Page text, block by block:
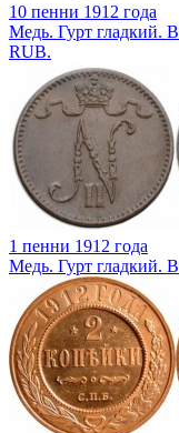
10 пенни 1912 года
Медь. Гурт гладкий.
RUB.
1 пенни 1912 года
Медь. Гурт гладкий.